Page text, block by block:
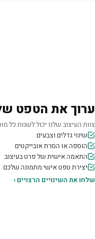
ערוך את הטפט
צוות העיצוב שלנו יכול לשנות כל
שינוי גדלים וצבעים
הוספה או הסרת אובייקטים
התאמה אישית של פרט בעיצוב
יצירת טפט אישי מתמונה שלכם
שלחו את השינויים הרצויים ›